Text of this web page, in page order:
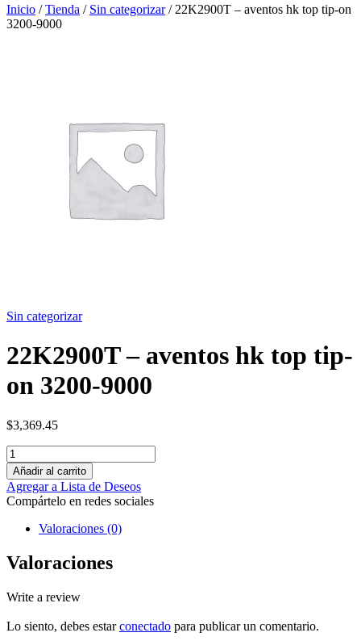
Inicio /Tienda / Sin categorizar/ 22K2900T – aventos hk top tip-on
3200-9000
Sin categorizar
22K2900T – aventos hk top tip-
on 3200-9000
$3,369.45
Añadir al carrito
Agregar a Lista de Deseos
Compártelo en redes sociales
Valoraciones (0)
Valoraciones
Write a review
Lo siento, debes estarconectado para publicar un comentario.